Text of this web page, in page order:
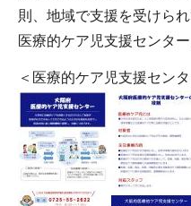
則、地域で支援を受けら
医療的ケア児支援センタ
＜医療的ケア児支援セン